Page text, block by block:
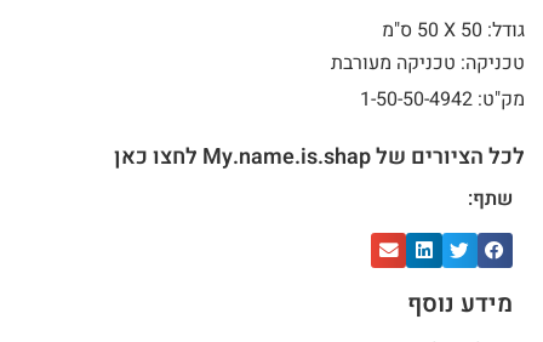
גודל: 50 X
50 ס"מ
טכניקה: טכניקה מעורבת
מק"ט: 1-50-50-4942
לכל הציורים של My.name.is.shap לחצו כאן
שתף:
מידע נוסף